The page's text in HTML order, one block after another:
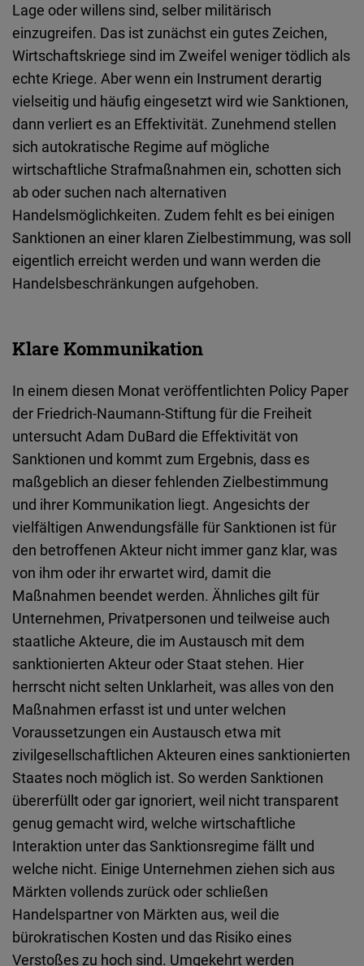
Lage oder willens sind, selber militärisch
einzugreifen. Das ist zunächst ein gutes Zeichen,
Wirtschaftskriege sind im Zweifel weniger tödlich als
echte Kriege. Aber wenn ein Instrument derartig
vielseitig und häufig eingesetzt wird wie Sanktionen,
dann verliert es an Effektivität. Zunehmend stellen
sich autokratische Regime auf mögliche
wirtschaftliche Strafmaßnahmen ein, schotten sich
ab oder suchen nach alternativen
Handelsmöglichkeiten. Zudem fehlt es bei einigen
Sanktionen an einer klaren Zielbestimmung, was soll
eigentlich erreicht werden und wann werden die
Handelsbeschränkungen aufgehoben.
Klare Kommunikation
In einem diesen Monat veröffentlichten Policy Paper
der Friedrich-Naumann-Stiftung für die Freiheit
untersucht Adam DuBard die Effektivität von
Sanktionen und kommt zum Ergebnis, dass es
maßgeblich an dieser fehlenden Zielbestimmung
und ihrer Kommunikation liegt. Angesichts der
vielfältigen Anwendungsfälle für Sanktionen ist für
den betroffenen Akteur nicht immer ganz klar, was
von ihm oder ihr erwartet wird, damit die
Maßnahmen beendet werden. Ähnliches gilt für
Unternehmen, Privatpersonen und teilweise auch
staatliche Akteure, die im Austausch mit dem
sanktionierten Akteur oder Staat stehen. Hier
herrscht nicht selten Unklarheit, was alles von den
Maßnahmen erfasst ist und unter welchen
Voraussetzungen ein Austausch etwa mit
zivilgesellschaftlichen Akteuren eines sanktionierten
Staates noch möglich ist. So werden Sanktionen
übererfüllt oder gar ignoriert, weil nicht transparent
genug gemacht wird, welche wirtschaftliche
Interaktion unter das Sanktionsregime fällt und
welche nicht. Einige Unternehmen ziehen sich aus
Märkten vollends zurück oder schließen
Handelspartner von Märkten aus, weil die
bürokratischen Kosten und das Risiko eines
Verstoßes zu hoch sind. Umgekehrt werden